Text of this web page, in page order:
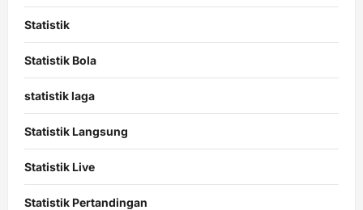
Statistik
Statistik Bola
statistik laga
Statistik Langsung
Statistik Live
Statistik Pertandingan